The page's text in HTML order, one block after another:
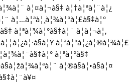
à¦¤à¦¬à§‡ à¦†à¦ªà¦¨à¦¿
à¦…à¦ªà¦¸à¦¾à¦°à¦£à§‡à¦°
à¦ªà¦¾à¦°à§‡à¦¨ à¦à¦¬à¦‚
à¦ªà¦°à¦¿à¦®à¦¾à¦£
à¦ªà¦°à§‡
à¦®à§à¦•à§à¦¤